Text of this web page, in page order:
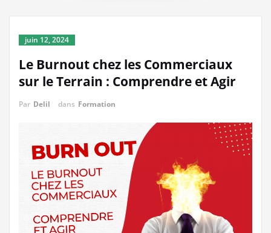
juin 12, 2024
Le Burnout chez les Commerciaux
sur le Terrain : Comprendre et Agir
Par Delil dans Formation